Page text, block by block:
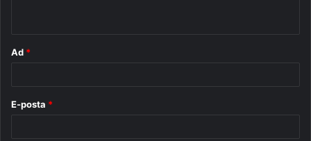
Ad *
E-posta *